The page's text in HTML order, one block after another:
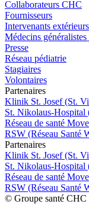
Collaborateurs CHC
Fournisseurs
Intervenants extérieurs
Médecins
Presse
Réseau pédiatrie
Stagiaires
Volontaires
Partenaires
Klinik St. Josef (St.
St. Nikolaus-Hospital
Réseau de santé Move
RSW (Réseau Santé
Partenaires
Klinik St. Josef (St.
St. Nikolaus-Hospital
Réseau de santé Move
RSW (Réseau Santé
© Groupe santé CHC